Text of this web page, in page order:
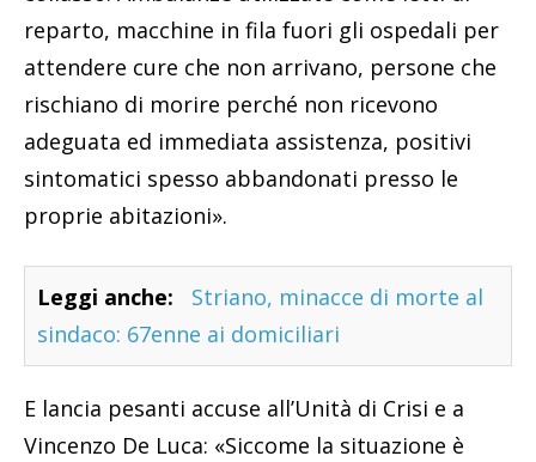
reparto, macchine in fila fuori gli ospedali per
attendere cure che non arrivano, persone che
rischiano di morire perché non ricevono
adeguata ed immediata assistenza, positivi
sintomatici spesso abbandonati presso le
proprie abitazioni».
Leggi anche:
Striano, minacce di morte al
sindaco: 67enne ai domiciliari
E lancia pesanti accuse all’Unità di Crisi e a
Vincenzo De Luca: «Siccome la situazione è